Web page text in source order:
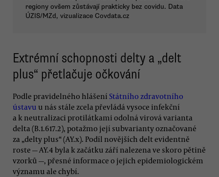
regiony ovšem zůstávají prakticky bez covidu. Data
ÚZIS/MZd, vizualizace Covdata.cz
Extrémní schopnosti delty a „delt
plus“ přetlačuje očkování
Podle pravidelného hlášení Státního zdravotního
ústavu u nás stále zcela převládá vysoce infekční
a k neutralizaci protilátkami odolná virová varianta
delta (B.1.617.2), potažmo její subvarianty označované
za „delty plus“ (AY.x). Podíl novějších delt evidentně
roste — AY.4 byla k začátku září nalezena ve skoro pětině
vzorků —, přesné informace o jejich epidemiologickém
významu ale chybí.